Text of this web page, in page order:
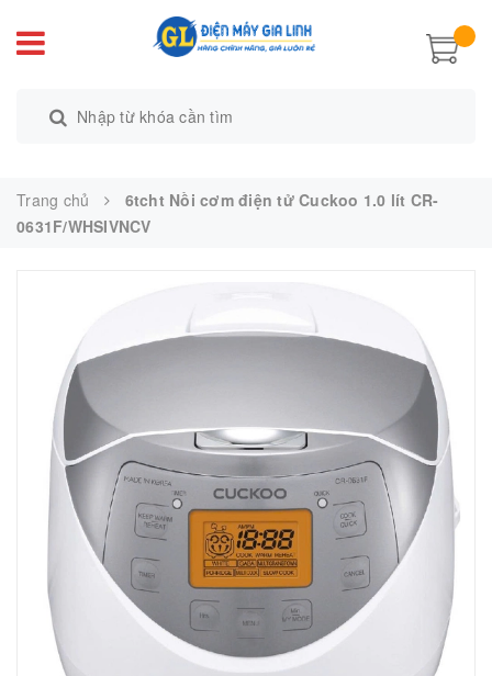
Trang chủ
6tcht Nồi cơm điện tử Cuckoo 1.0 lít CR-
0631F/WHSIVNCV